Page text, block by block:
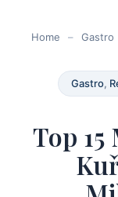
Home – Gastro
Gastro,
Top